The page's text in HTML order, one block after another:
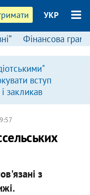
УКР
Фінансова
вступ
закликав
з